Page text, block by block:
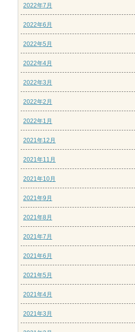
2022年7月
2022年6月
2022年5月
2022年4月
2022年3月
2022年2月
2022年1月
2021年12月
2021年11月
2021年10月
2021年9月
2021年8月
2021年7月
2021年6月
2021年5月
2021年4月
2021年3月